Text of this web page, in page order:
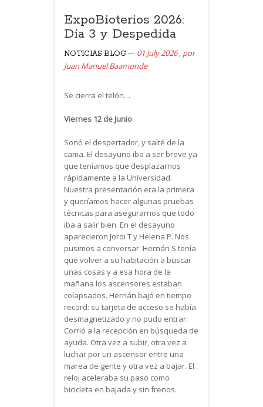
ExpoBioterios 2026:
Día 3 y Despedida
NOTICIAS BLOG 01 July 2026 , por
Juan Manuel Baamonde
Se cierra el telón…
Viernes 12 de Junio
Sonó el despertador, y salté de la
cama. El desayuno iba a ser breve ya
que teníamos que desplazarnos
rápidamente a la Universidad.
Nuestra presentación era la primera
y queríamos hacer algunas pruebas
técnicas para asegurarnos que todo
iba a salir bien. En el desayuno
aparecieron Jordi T y Helena P. Nos
pusimos a conversar. Hernán S tenía
que volver a su habitación a buscar
unas cosas y a esa hora de la
mañana los ascensores estaban
colapsados. Hernán bajó en tiempo
record: su tarjeta de acceso se había
desmagnetizado y no pudo entrar.
Corrió a la recepción en búsqueda de
ayuda. Otra vez a subir, otra vez a
luchar por un ascensor entre una
marea de gente y otra vez a bajar. El
reloj aceleraba su paso como
bicicleta en bajada y sin frenos.